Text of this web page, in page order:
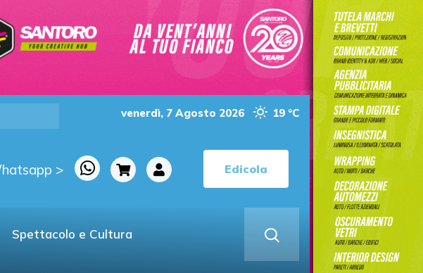
venerdì, 7 Agosto 2026 19 °C
> Edicola
Spettacolo e Cultura